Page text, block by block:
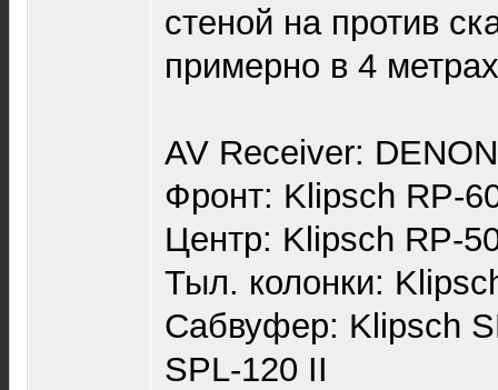
стеной на против
примерно в 4
AV Receiver:
Фронт: Klipsch RP-
Центр: Klipsch RP-
Тыл. колонки:
Сабвуфер: Klipsch
SPL-120 II